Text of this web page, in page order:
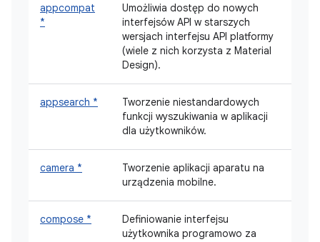
appcompat
*
Umożliwia dostęp do nowych
interfejsów API w starszych
wersjach interfejsu API platformy
(wiele z nich korzysta z Material
Design).
appsearch *
Tworzenie niestandardowych
funkcji wyszukiwania w aplikacji
dla użytkowników.
camera *
Tworzenie aplikacji aparatu na
urządzenia mobilne.
compose *
Definiowanie interfejsu
użytkownika programowo za